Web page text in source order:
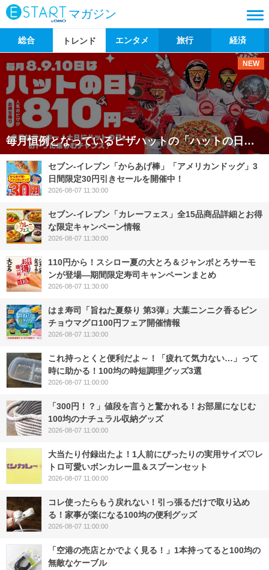
マガジン
総合 トレンド エンタメ 旅行 経済
NEW
毎月恒例となっているピザハットの「ハットの日」キャンペーンが、2026年8月も実施されます。 今回は、お持ち帰り限定でMサイズピザが810円からと驚きのおトク価格に加え、夏の新作「えびとチーズの石焼風
セブン‐イレブン「からあげ棒」「アメリカンドッグ」3
日間限定30円引きセールを開催中！
2026-08-07 11:30:00
セブン‐イレブン「カレーフェス」全15品商品詳細とお得
な限定キャンペーン情報
2026-08-07 11:30:00
110円から！スシロー夏の大とろ＆ジャンボとろサーモ
ンが登場―期間限定寿司キャンペーンまとめ
2026-08-07 11:30:00
はま寿司「旨ねた夏祭り 第3弾」大葉ニンニク香るビン
チョウマグロ100円フェア開催情報
2026-08-07 11:30:00
これ持っとくと便利だよ～！「疲れて気力ない…」って
時に助かる！100均の時短調理グッズ3選
2026-08-07 11:00:00
「300円！？」値段を言うと驚かれる！お部屋になじむ
100均のナチュラル収納グッズ
2026-08-07 11:00:00
大当たり付録出たよ！1人前にぴったりの実用サイズ♡レ
トロ可愛いボンカレー皿＆スプーンセット
2026-08-07 11:00:00
コレ使ったらもう戻れない！引っ張るだけで取り込め
る！家事が楽になる100均の便利グッズ
2026-08-07 11:00:00
「空港の売店とかでよく見る！」1本持ってると100均の
無敵なケーブル